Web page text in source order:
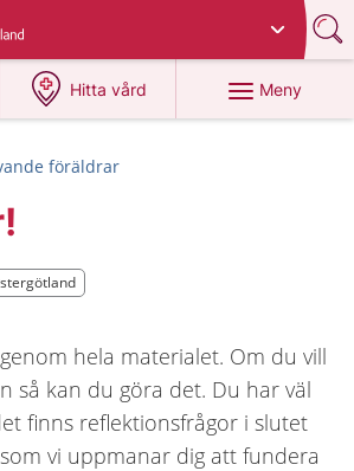
region
Hitta vård
på 1177.se
Meny
föräldrar
hela materialet. Om du vill
så kan du göra det. Du har väl
finns reflektionsfrågor i slutet
vi uppmanar dig att fundera